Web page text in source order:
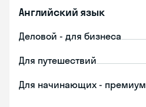
Английский язык
Деловой - для бизнеса
Для путешествий
Для начинающих - премиум